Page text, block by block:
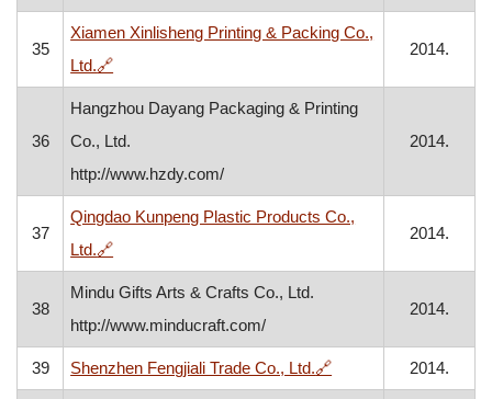
35
Xiamen Xinlisheng Printing & Packing Co.,
Ltd.🔗, otvara se u novom prozoru
2014.
36
Hangzhou Dayang Packaging & Printing
Co., Ltd.
http://www.hzdy.com/
2014.
37
Qingdao Kunpeng Plastic Products Co.,
Ltd.🔗, otvara se u novom prozoru
2014.
38
Mindu Gifts Arts & Crafts Co., Ltd.
http://www.minducraft.com/
2014.
39 Shenzhen Fengjiali Trade Co., Ltd.🔗, otvara se u novom
2014.